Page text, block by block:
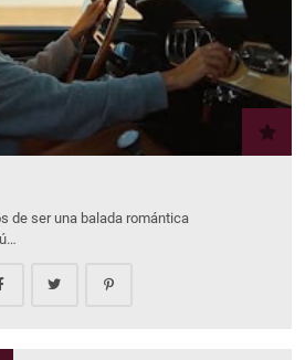
de ser una balada romántica